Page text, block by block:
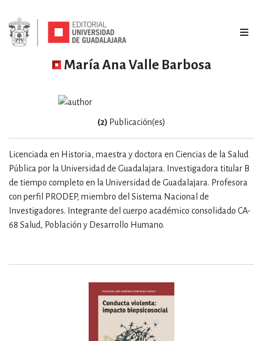
María Ana Valle Barbosa
Licenciada en Historia, maestra y doctora en Ciencias de la Salud
Pública por la Universidad de Guadalajara. Investigadora titular B
de tiempo completo en la Universidad de Guadalajara. Profesora
con perfil PRODEP, miembro del Sistema Nacional de
Investigadores. Integrante del cuerpo académico consolidado CA-
68 Salud, Población y Desarrollo Humano.
(2) Publicación(es)